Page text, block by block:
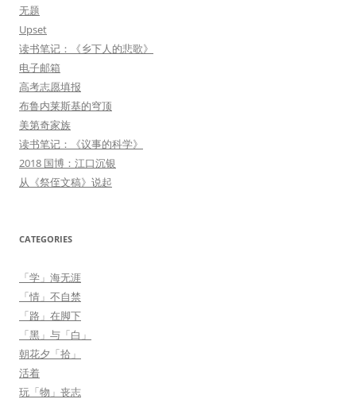
无题
Upset
读书笔记：《乡下人的悲歌》
电子邮箱
高考志愿填报
布鲁内莱斯基的穹顶
美第奇家族
读书笔记：《议事的科学》
2018 国博：江口沉银
从《祭侄文稿》说起
CATEGORIES
「学」海无涯
「情」不自禁
「路」在脚下
「黑」与「白」
朝花夕「拾」
活着
玩「物」丧志